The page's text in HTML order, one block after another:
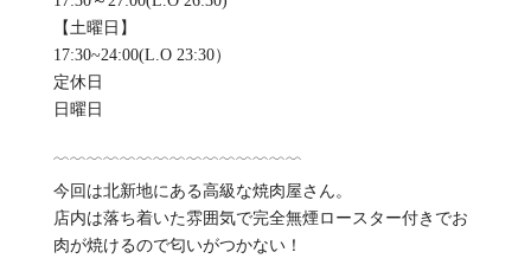
【土曜日】
17:30~24:00(L.O 23:30）
定休日
日曜日
﹋﹋﹋﹋﹋﹋﹋﹋﹋﹋﹋﹋﹋﹋﹋
今回は北新地にある高級な焼肉屋さん。
店内は落ち着いた雰囲気で完全無煙ロースター付きでお
肉が焼けるので匂いがつかない！